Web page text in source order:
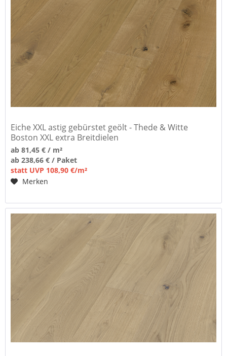
Eiche XXL astig gebürstet geölt - Thede & Witte
Boston XXL extra Breitdielen
ab 81,45 € / m²
ab 238,66 € / Paket
statt UVP 108,90 €/m²
Merken